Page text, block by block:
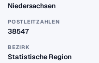
Niedersachsen
POSTLEITZAHLEN
38547
BEZIRK
Statistische Region